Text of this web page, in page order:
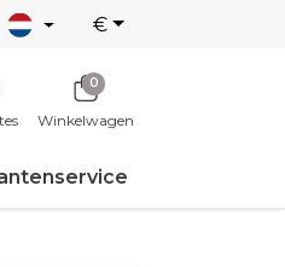
€
0
Winkelwagen